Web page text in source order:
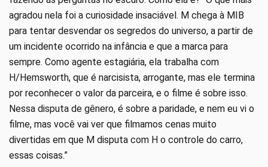
agradou nela foi a curiosidade insaciável. M chega à MIB
para tentar desvendar os segredos do universo, a partir de
um incidente ocorrido na infância e que a marca para
sempre. Como agente estagiária, ela trabalha com
H/Hemsworth, que é narcisista, arrogante, mas ele termina
por reconhecer o valor da parceira, e o filme é sobre isso.
Nessa disputa de gênero, é sobre a paridade, e nem eu vi o
filme, mas você vai ver que filmamos cenas muito
divertidas em que M disputa com H o controle do carro,
essas coisas.”